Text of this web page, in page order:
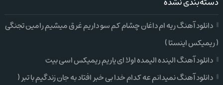
دانلود آهنگ ریه ام داغان چشام کم سو داریم غرق میشیم رامین تجنگی
( ریمیکس اینستا )
دانلود آهنگ الینده الیمده اولا ای یاریم ریمیکس اسی بیت
دانلود آهنگ نمیدانم عه کدام خدا بی خبر افتاد به جان زندگیم با تبر (